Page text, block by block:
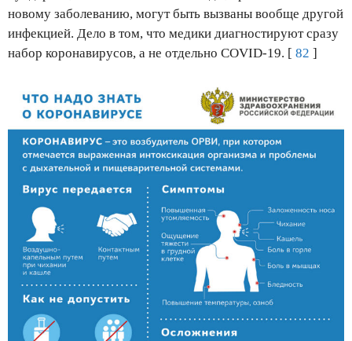
новому заболеванию, могут быть вызваны вообще другой
инфекцией. Дело в том, что медики диагностируют сразу
набор коронавирусов, а не отдельно COVID-19. [ 82 ]